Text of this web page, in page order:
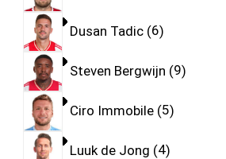
Dusan Tadic 6
Steven Bergwijn 9
Ciro Immobile 5
Luuk de Jong 4